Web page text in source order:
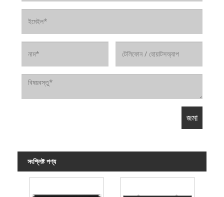
সংশ্লিষ্ট পণ্য